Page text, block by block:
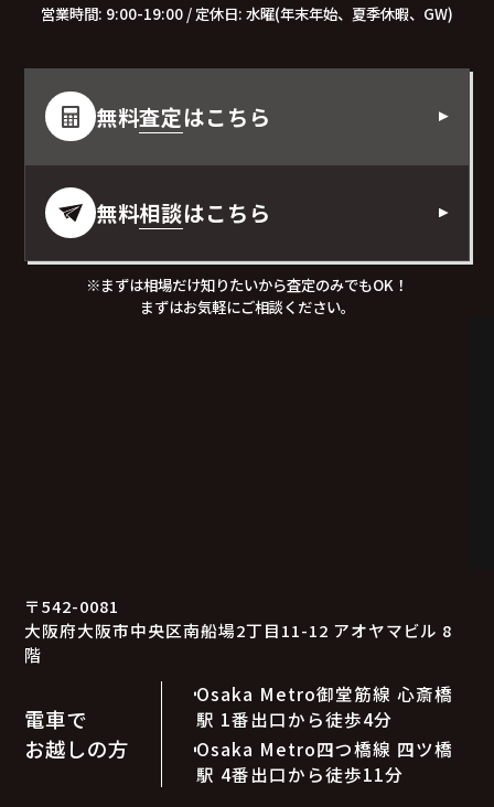
営業時間: 9:00-19:00 / 定休日: 水曜(年末年始、夏季休暇、GW)
無料査定はこちら
無料相談はこちら
※まずは相場だけ知りたいから査定のみでもOK！
まずはお気軽にご相談ください。
〒542-0081
大阪府大阪市中央区南船場2丁目11-12 アオヤマビル 8
階
電車で
お越しの方
Osaka Metro御堂筋線 心斎橋
駅 1番出口から徒歩4分
Osaka Metro四つ橋線 四ツ橋
駅 4番出口から徒歩11分